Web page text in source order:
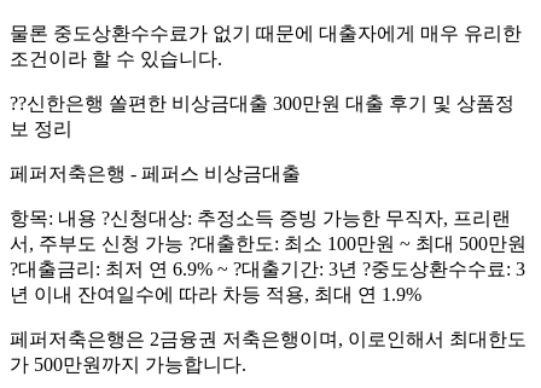
물론 중도상환수수료가 없기 때문에 대출자에게 매우 유리한
조건이라 할 수 있습니다.
?‍?신한은행 쏠편한 비상금대출 300만원 대출 후기 및 상품정
보 정리
페퍼저축은행 - 페퍼스 비상금대출
항목: 내용 ?신청대상: 추정소득 증빙 가능한 무직자, 프리랜
서, 주부도 신청 가능 ?대출한도: 최소 100만원 ~ 최대 500만원
?대출금리: 최저 연 6.9% ~ ?대출기간: 3년 ?중도상환수수료: 3
년 이내 잔여일수에 따라 차등 적용, 최대 연 1.9%
페퍼저축은행은 2금융권 저축은행이며, 이로인해서 최대한도
가 500만원까지 가능합니다.